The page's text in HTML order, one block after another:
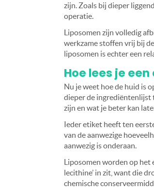
zijn. Zoals bij dieper
operatie.
Liposomen zijn volledig
werkzame stoffen vrij bij
liposomen is echter een
Hoe lees je
Nu je weet hoe de huid is
dieper de ingrediëntenlijst
zijn en wat je beter kan
Ieder etiket heeft ten
van de aanwezige
aanwezig is onderaan.
Liposomen worden op het
lecithine’ in zit, want die
chemische